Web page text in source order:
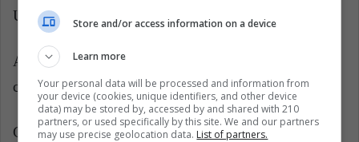
UEFA (3 cupos)
AFC: Campeonato Sub-16 femenino de la AFC (3
cupos)
CAF: Campeonato femenino sub-17 de la CAF (3
Store and/or access information on a device
Learn more
Your personal data will be processed and information from
your device (cookies, unique identifiers, and other device
data) may be stored by, accessed by and shared with 210
partners, or used specifically by this site. We and our partners
may use precise geolocation data. List of partners.